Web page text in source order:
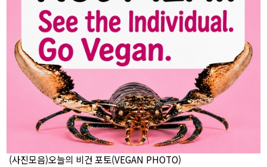
(사진모음)오늘의 비건 포토(VEGAN PHOTO)